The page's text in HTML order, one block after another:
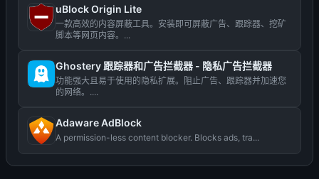
uBlock Origin Lite
一款高效的内容屏蔽工具。安装即可屏蔽广告、跟踪器、挖矿
脚本等网页内容。...
Ghostery 跟踪器和广告拦截器 - 隐私广告拦截器
功能强大且易于使用的隐私扩展。阻止广告、跟踪器并加速您
的网络。....
Adaware AdBlock
A permission-less content blocker. Blocks ads, tra...